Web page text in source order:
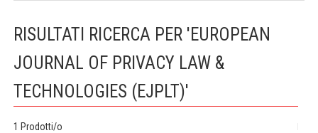
RISULTATI RICERCA PER 'EUROPEAN
JOURNAL OF PRIVACY LAW &
TECHNOLOGIES (EJPLT)'
1 Prodotti/o